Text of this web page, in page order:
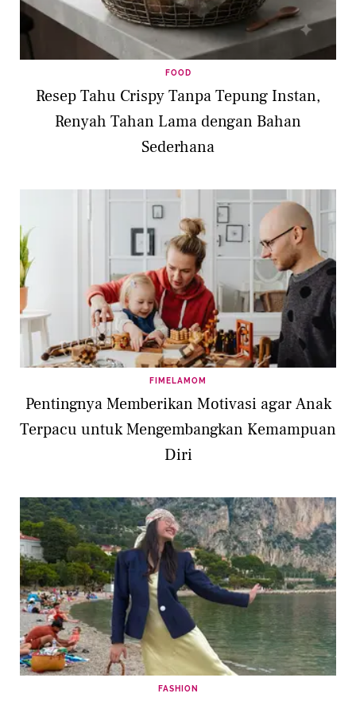
FOOD
Resep Tahu Crispy Tanpa Tepung Instan,
Renyah Tahan Lama dengan Bahan
Sederhana
FIMELAMOM
Pentingnya Memberikan Motivasi agar Anak
Terpacu untuk Mengembangkan Kemampuan
Diri
FASHION